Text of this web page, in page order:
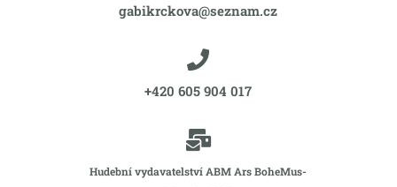
gabikrckova@seznam.cz

+420 605 904 017

Hudební vydavatelství ABM Ars BoheMus-